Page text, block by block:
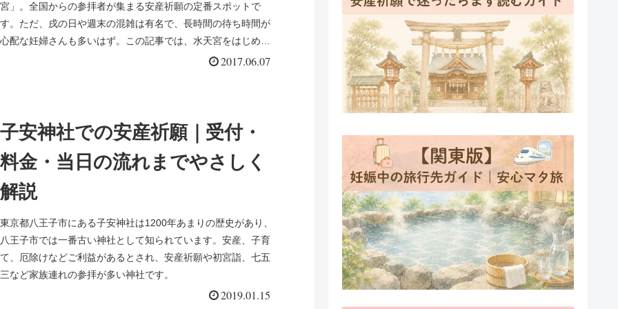
宮」。全国からの参拝者が集まる安産祈願の定番スポットで
す。ただ、戌の日や週末の混雑は有名で、長時間の待ち時間が
心配な妊婦さんも多いはず。この記事では、水天宮をはじめ、
2017.06.07
子安神社での安産祈願｜受付・
料金・当日の流れまでやさしく
解説
東京都八王子市にある子安神社は1200年あまりの歴史があり、
八王子市では一番古い神社として知られています。安産、子育
て、厄除けなどご利益があるとされ、安産祈願や初宮詣、七五
三など家族連れの参拝が多い神社です。
2019.01.15